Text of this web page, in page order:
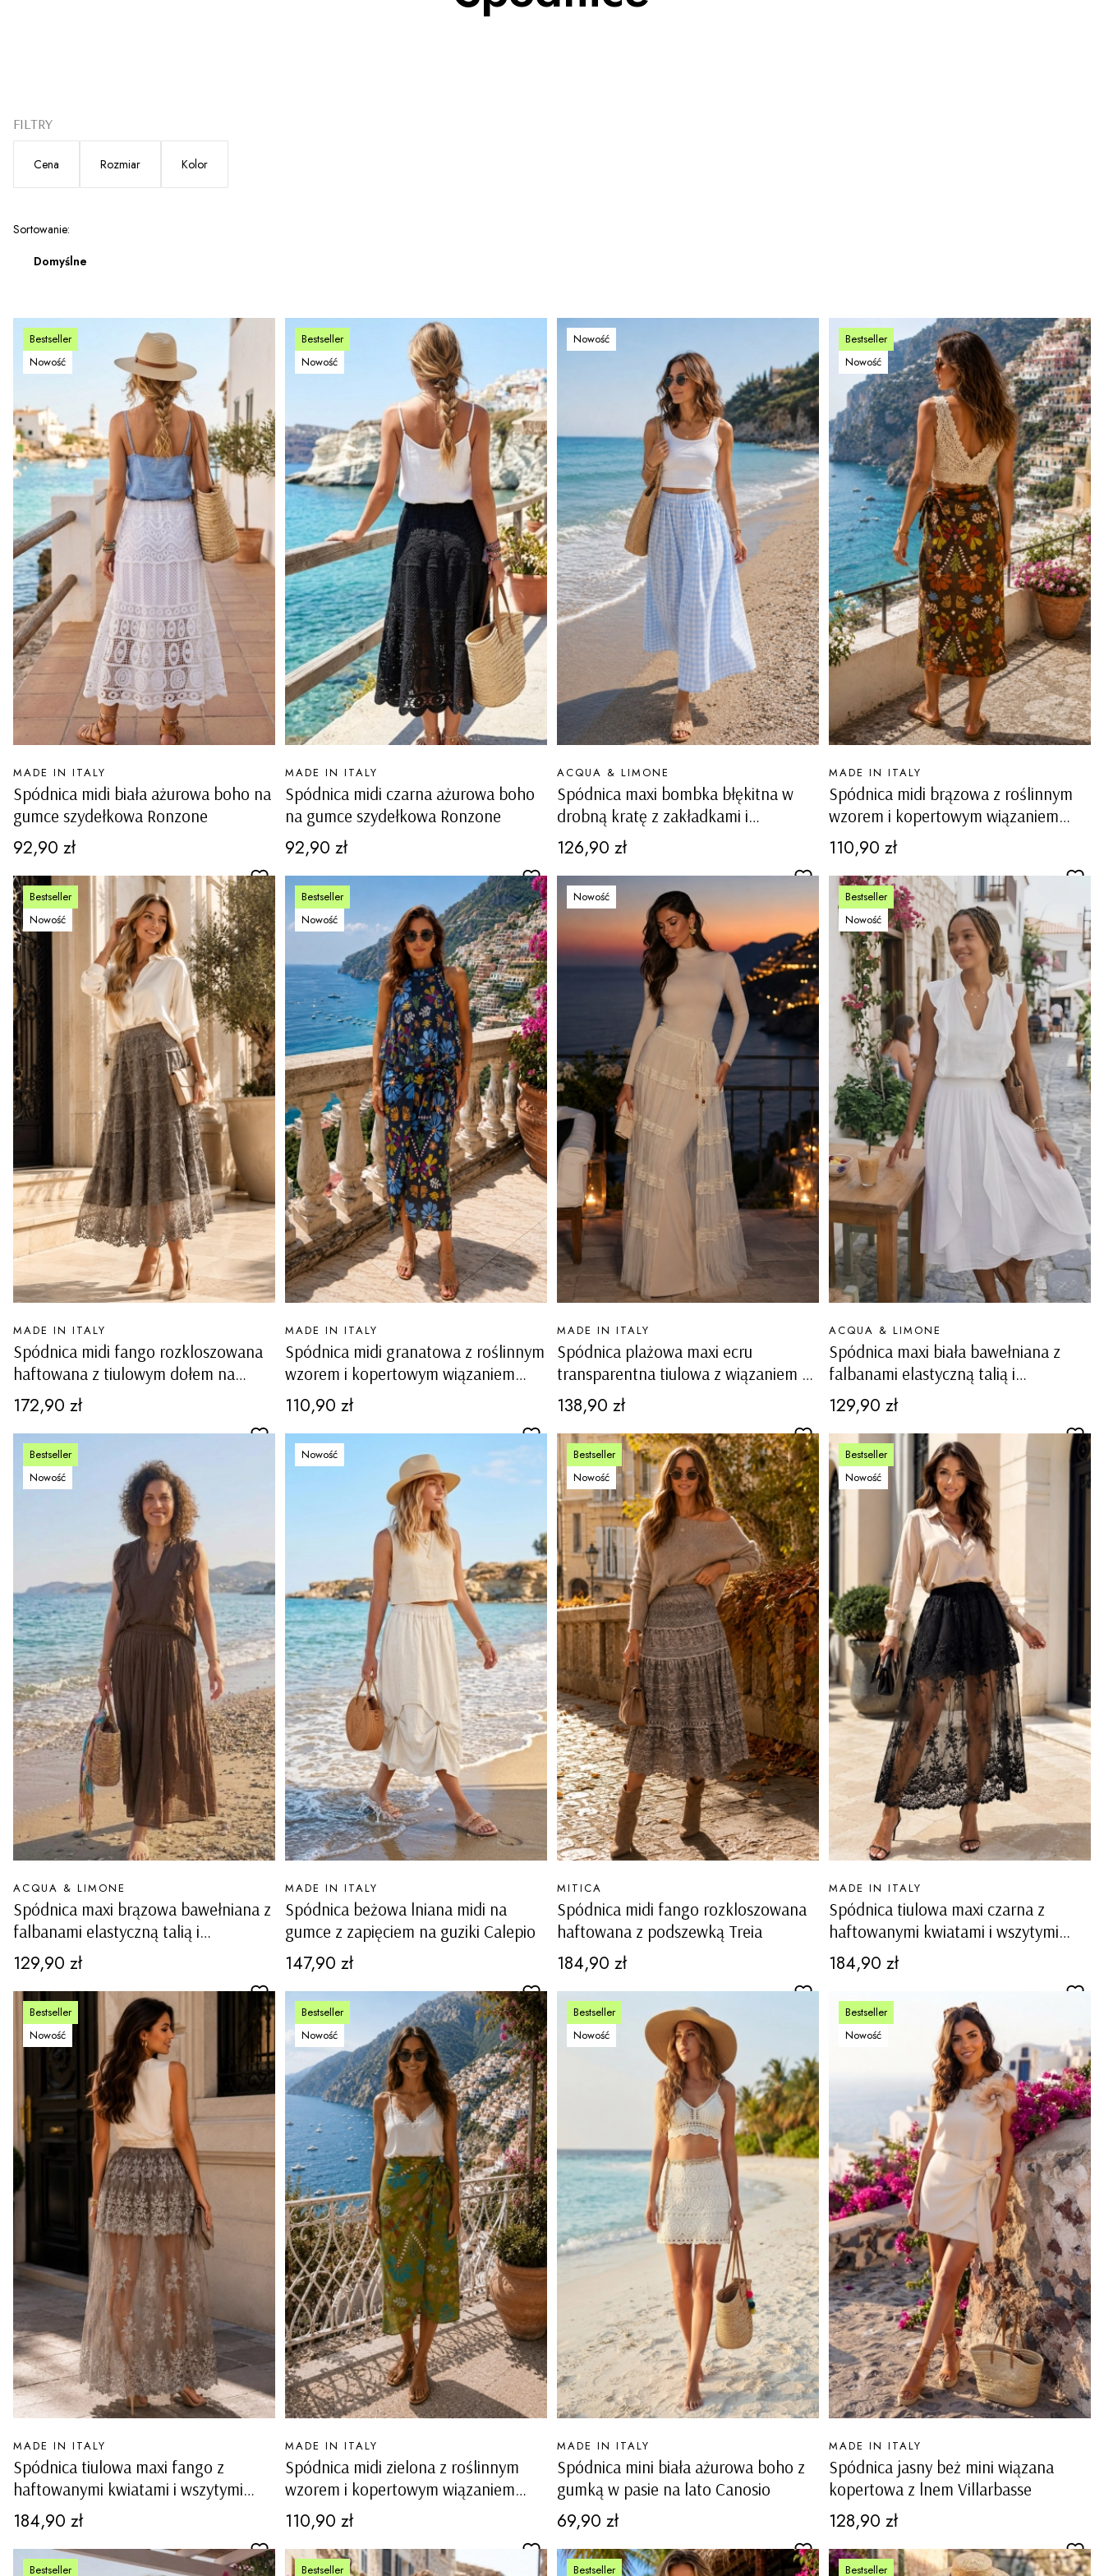
FILTRY
Cena Rozmiar Kolor
Lista produktów
Sortowanie:
Domyślne
Bestseller
Nowość
Spódnica midi biała ażurowa boho na
gumce szydełkowa Ronzone
PRODUCENT
MADE IN ITALY
Cena
92,90 zł
Bestseller
Nowość
Spódnica midi czarna ażurowa boho
na gumce szydełkowa Ronzone
PRODUCENT
MADE IN ITALY
Cena
92,90 zł
Nowość
Spódnica maxi bombka błękitna w
drobną kratę z zakładkami i
kieszeniami Brebbia
PRODUCENT
ACQUA & LIMONE
Cena
126,90 zł
Bestseller
Nowość
Spódnica midi brązowa z roślinnym
wzorem i kopertowym wiązaniem
boho Ischia
PRODUCENT
MADE IN ITALY
Cena
110,90 zł
Bestseller
Nowość
Spódnica midi fango rozkloszowana
haftowana z tiulowym dołem na
gumce w pasie Zoppola
PRODUCENT
MADE IN ITALY
Cena
172,90 zł
Bestseller
Nowość
Spódnica midi granatowa z roślinnym
wzorem i kopertowym wiązaniem
boho Ischia
PRODUCENT
MADE IN ITALY
Cena
110,90 zł
Nowość
Spódnica plażowa maxi ecru
transparentna tiulowa z wiązaniem w
pasie Verolengo
PRODUCENT
MADE IN ITALY
Cena
138,90 zł
Bestseller
Nowość
Spódnica maxi biała bawełniana z
falbanami elastyczną talią i
kieszeniami boho Belfiore
PRODUCENT
ACQUA & LIMONE
Cena
129,90 zł
Bestseller
Nowość
Spódnica maxi brązowa bawełniana z
falbanami elastyczną talią i
kieszeniami boho Belfiore
PRODUCENT
ACQUA & LIMONE
Cena
129,90 zł
Nowość
Spódnica beżowa lniana midi na
gumce z zapięciem na guziki Calepio
PRODUCENT
MADE IN ITALY
Cena
147,90 zł
Bestseller
Nowość
Spódnica midi fango rozkloszowana
haftowana z podszewką Treia
PRODUCENT
MITICA
Cena
184,90 zł
Bestseller
Nowość
Spódnica tiulowa maxi czarna z
haftowanymi kwiatami i wszytymi
spodenkami Stregna
PRODUCENT
MADE IN ITALY
Cena
184,90 zł
Bestseller
Nowość
Spódnica tiulowa maxi fango z
haftowanymi kwiatami i wszytymi
spodenkami Stregna
PRODUCENT
MADE IN ITALY
Cena
184,90 zł
Bestseller
Nowość
Spódnica midi zielona z roślinnym
wzorem i kopertowym wiązaniem
boho Ischia
PRODUCENT
MADE IN ITALY
Cena
110,90 zł
Bestseller
Nowość
Spódnica mini biała ażurowa boho z
gumką w pasie na lato Canosio
PRODUCENT
MADE IN ITALY
Cena
69,90 zł
Bestseller
Nowość
Spódnica jasny beż mini wiązana
kopertowa z lnem Villarbasse
PRODUCENT
MADE IN ITALY
Cena
128,90 zł
Bestseller Bestseller Bestseller Bestseller